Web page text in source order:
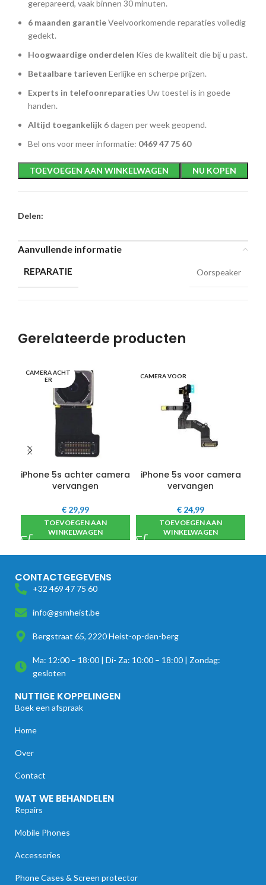
gerepareerd, vaak binnen 30 minuten.
6 maanden garantieVeelvoorkomende reparaties volledig
gedekt.
Hoogwaardige onderdelen Kies de kwaliteit die bij u past.
Betaalbare tarieven Eerlijke en scherpe prijzen.
Experts in telefoonreparaties Uw toestel is in goede
handen.
Altijd toegankelijk6 dagen per week geopend.
Bel ons voor meer informatie: 0469 47 75 60
TOEVOEGEN AAN WINKELWAGEN NU KOPEN
Delen:
Aanvullende informatie
REPARATIE Oorspeaker
Gerelateerde producten
CAMERA ACHT
ER
iPhone 5s achter camera
vervangen
€ 29,99
TOEVOEGEN AAN
WINKELWAGEN
CAMERA VOOR
iPhone 5s voor camera
vervangen
€ 24,99
TOEVOEGEN AAN
WINKELWAGEN
CONTACTGEGEVENS
+32 469 47 75 60
info@gsmheist.be
Bergstraat 65, 2220 Heist-op-den-berg
Ma: 12:00 – 18:00 | Di- Za: 10:00 – 18:00 | Zondag:
gesloten
NUTTIGE KOPPELINGEN
Boek een afspraak
Home
Over
Contact
WAT WE BEHANDELEN
Repairs
Mobile Phones
Accessories
Phone Cases & Screen protector